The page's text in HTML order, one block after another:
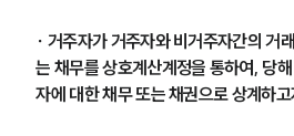
∙ 거주자가 거주자와 비거주자간의 거
는 채무를 상호계산계정을 통하여, 당
자에 대한 채무 또는 채권으로 상계하